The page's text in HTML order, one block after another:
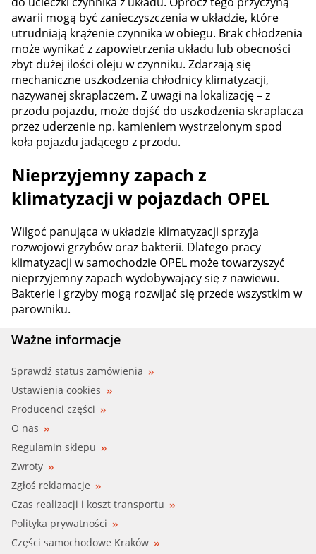
awarii mogą być zanieczyszczenia w układzie, które
utrudniają krążenie czynnika w obiegu. Brak chłodzenia
może wynikać z zapowietrzenia układu lub obecności
zbyt dużej ilości oleju w czynniku. Zdarzają się
mechaniczne uszkodzenia chłodnicy klimatyzacji,
nazywanej skraplaczem. Z uwagi na lokalizację – z
przodu pojazdu, może dojść do uszkodzenia skraplacza
przez uderzenie np. kamieniem wystrzelonym spod
koła pojazdu jadącego z przodu.
Nieprzyjemny zapach z
klimatyzacji w pojazdach OPEL
Wilgoć panująca w układzie klimatyzacji sprzyja
rozwojowi grzybów oraz bakterii. Dlatego pracy
klimatyzacji w samochodzie OPEL może towarzyszyć
nieprzyjemny zapach wydobywający się z nawiewu.
Bakterie i grzyby mogą rozwijać się przede wszystkim w
parowniku.
Ważne informacje
Sprawdź status zamówienia
Ustawienia cookies
Producenci części
O nas
Regulamin sklepu
Zwroty
Zgłoś reklamacje
Czas realizacji i koszt transportu
Polityka prywatności
Części samochodowe Kraków